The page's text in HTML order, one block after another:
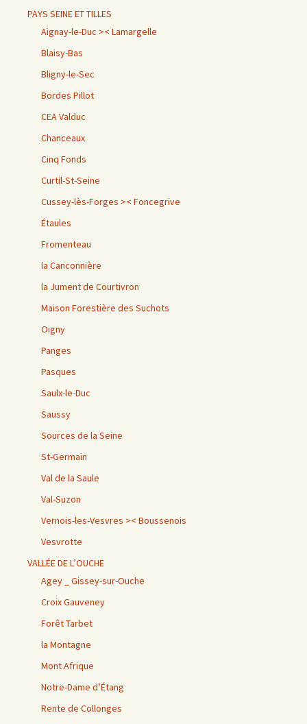
PAYS SEINE ET TILLES
Aignay-le-Duc >< Lamargelle
Blaisy-Bas
Bligny-le-Sec
Bordes Pillot
CEA Valduc
Chanceaux
Cinq Fonds
Curtil-St-Seine
Cussey-lès-Forges >< Foncegrive
Étaules
Fromenteau
la Canconnière
la Jument de Courtivron
Maison Forestière des Suchots
Oigny
Panges
Pasques
Saulx-le-Duc
Saussy
Sources de la Seine
St-Germain
Val de la Saule
Val-Suzon
Vernois-les-Vesvres >< Boussenois
Vesvrotte
VALLÉE DE L’OUCHE
Agey _ Gissey-sur-Ouche
Croix Gauveney
Forêt Tarbet
la Montagne
Mont Afrique
Notre-Dame d’Étang
Rente de Collonges